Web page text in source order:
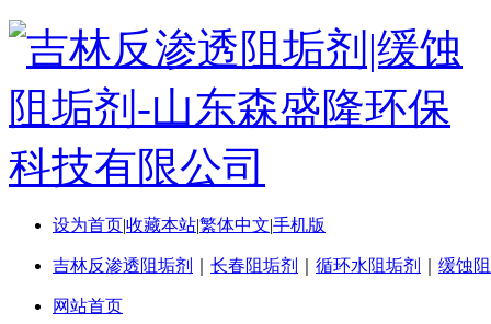
设为首页|收藏本站|繁体中文|手机版
吉林反渗透阻垢剂 长春阻垢剂 循环水阻垢剂 缓蚀
网站首页